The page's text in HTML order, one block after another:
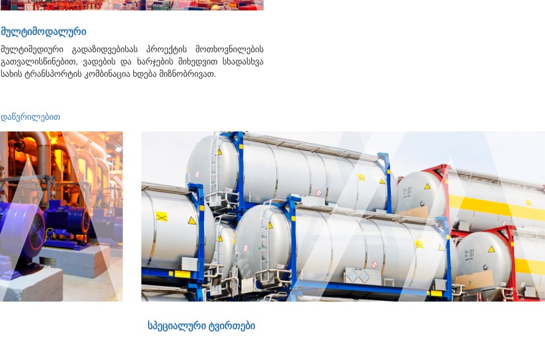
ᲛᲣᲚᲢᲘᲛᲝᲓᲐᲚᲣᲠᲘ
მულტიმედიური გადაზიდვებისას პროექტის მოთხოვნილების
გათვალისწინებით, ვადების და ხარჯების მიხედვით სხადასხვა
სახის ტრანსპორტის კომბინაცია ხდება მიზნობრივათ.
დაწვრილებით
ᲡᲞᲔᲪᲘᲐᲚᲣᲠᲘ ᲢᲕᲘᲠᲗᲔᲑᲘ